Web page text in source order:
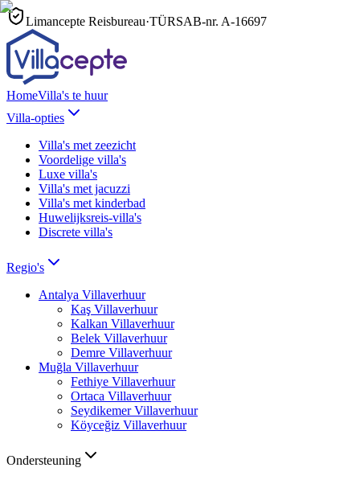
Limancepte Reisbureau·TÜRSAB-nr. A-16697
HomeVilla's te huur
Villa-opties
Villa's met zeezicht
Voordelige villa's
Luxe villa's
Villa's met jacuzzi
Villa's met kinderbad
Huwelijksreis-villa's
Discrete villa's
Regio's
Antalya Villaverhuur
Kaş Villaverhuur
Kalkan Villaverhuur
Belek Villaverhuur
Demre Villaverhuur
Muğla Villaverhuur
Fethiye Villaverhuur
Ortaca Villaverhuur
Seydikemer Villaverhuur
Köyceğiz Villaverhuur
Ondersteuning